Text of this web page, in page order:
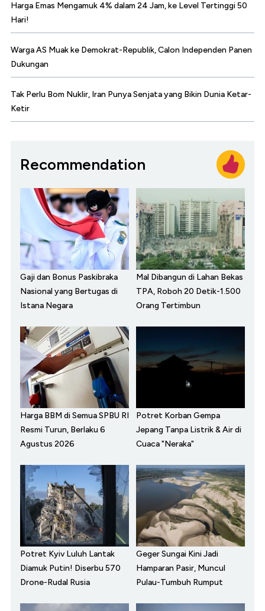
Harga Emas Mengamuk 4% dalam 24 Jam, ke Level Tertinggi 50
Hari!
Warga AS Muak ke Demokrat-Republik, Calon Independen Panen
Dukungan
Tak Perlu Bom Nuklir, Iran Punya Senjata yang Bikin Dunia Ketar-
Ketir
Recommendation
Gaji dan Bonus Paskibraka
Nasional yang Bertugas di
Istana Negara
Mal Dibangun di Lahan Bekas
TPA, Roboh 20 Detik-1.500
Orang Tertimbun
Harga BBM di Semua SPBU RI
Resmi Turun, Berlaku 6
Agustus 2026
Potret Korban Gempa
Jepang Tanpa Listrik & Air di
Cuaca "Neraka"
Potret Kyiv Luluh Lantak
Diamuk Putin! Diserbu 570
Drone-Rudal Rusia
Geger Sungai Kini Jadi
Hamparan Pasir, Muncul
Pulau-Tumbuh Rumput